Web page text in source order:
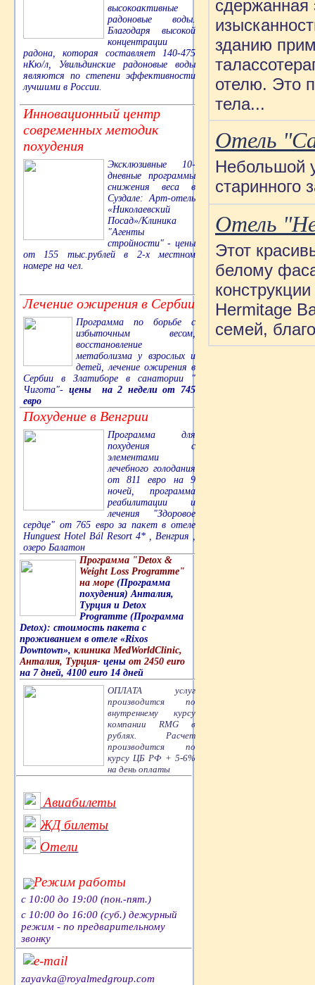
высокоактивные
радоновые воды.
Благодаря высокой
концентрации
радона, которая составляет 140-475
нКю/л, Увильдинские радоновые воды
являются по степени эффективности
лучшими в России.
Инновационный центр
современных методик
похудения
Эксклюзивные 10-
дневные программы
снижения веса в
Суздале: Арт-отель
«Николаевский
Посад»/Клиника
"Агенты
стройности" - цены
от 155 тыс.рублей в 2-х местном
номере на чел.
Лечение ожирения в Сербии
Программа по борьбе с
избыточным весом,
восстановление
метаболизма у взрослых и
детей, лечение ожирения в
Сербии в Златиборе в санатории "
Чигота"- цены на 2 недели от 745
евро
Похудение в Венгрии
Программа для
похудения с
элементами
лечебного голодания
от 811 евро на 9
ночей, программа
реабилитации и
лечения "Здоровое
сердце" от 765 евро за пакет в отеле
Hunguest Hotel Bál Resort 4* , Венгрия ,
озеро Балатон
Программа "Detox &
Weight Loss Programme"
на море (Программа
похудения) Анталия,
Турция и Detox
Programme (Программа
Detox): стоимость пакета с
проживанием в отеле «Rixos
Downtown», клиника MedWorldClinic,
Анталия, Турция- цены от 2450 euro
на 7 дней, 4100 euro 14 дней
ОПЛАТА услуг
производится по
внутреннему курсу
компании RMG в
рублях. Расчет
производится по
курсу ЦБ РФ + 5-6%
на день оплаты
Авиабилеты
ЖД билеты
Отели
Режим работы
с 10:00 до 19:00 (пон.-пят.)
с 10:00 до 16:00 (суб.) дежурный
режим - по предварительному
звонку
e-mail
zayavka@royalmedgroup.com
сдержанная
зданию
отелю. Это
тела...
Отель
Небольшой
старинного
Отель
Этот
белому
Hermitage
семей,